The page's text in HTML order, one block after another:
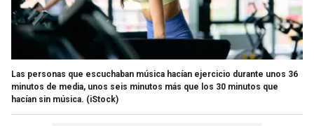
Las personas que escuchaban música hacían ejercicio durante unos 36
minutos de media, unos seis minutos más que los 30 minutos que
hacían sin música. (iStock)